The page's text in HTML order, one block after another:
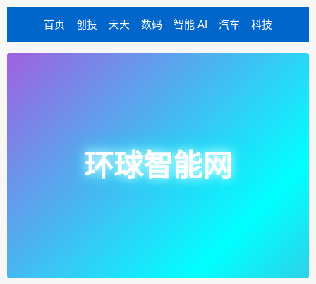
首页 创投 天天 数码 智能 AI 汽车 科技
环球智能网